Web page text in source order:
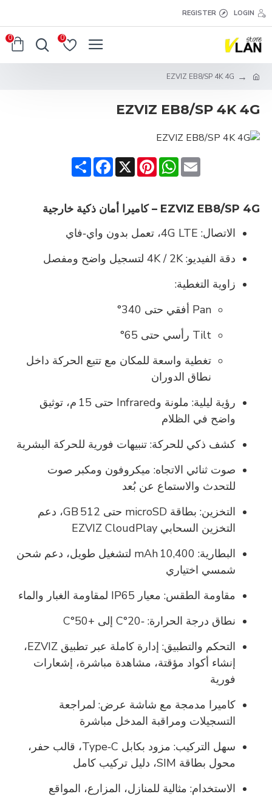
LOGIN
REGISTER
0
0
EZVIZ EB8/SP 4K 4G
EZVIZ EB8/SP 4K 4G
Share
Facebook X
Pinterest
WhatsAppEmail
EZVIZ EB8/SP 4G – كاميرا أمان ذكية خارجية
الاتصال:
دقة الفيديو:4K / 2K لتسجيل واضح ومفصل
زاوية التغطية:
Pan أفقي حتى 340°
Tilt رأسي حتى 65°
تغطية واسعة للمكان مع تتبع الحركة داخل
نطاق الدوران
رؤية ليلية:
ملونة وInfrared حتى 15 م، توثيق
واضح في الظلام
كشف ذكي للحركة: تنبيهات فورية للحركة البشرية
صوت ثنائي الاتجاه: ميكروفون ومكبر صوت
للتحدث والاستماع عن بُعد
التخزين:
بطاقة microSD حتى 512 GB، دعم
التخزين السحابي EZVIZ CloudPlay
البطارية:
10,400 mAh لتشغيل طويل، دعم شحن
شمسي اختياري
مقاومة الطقس: معيار IP65 لمقاومة الغبار والماء
نطاق درجة الحرارة: ‑20°C إلى +50°C
التحكم والتطبيق:
إدارة كاملة عبر تطبيق EZVIZ،
إنشاء أكواد مؤقتة، مشاهدة مباشرة، إشعارات
فورية
كاميرا مدمجة مع شاشة عرض: لمراجعة
التسجيلات ومراقبة المدخل مباشرة
سهل التركيب:
مزود بكابل Type‑C، قالب حفر،
محول بطاقة SIM، دليل تركيب كامل
الاستخدام: مثالية للمنازل، المزارع، المواقع